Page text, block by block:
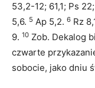
53,2-12; 61,1; Ps
5,6. 5 Ap 5,2. 6 Rz
9. 10 Zob. Dekalog
czwarte
sobocie, jako dniu